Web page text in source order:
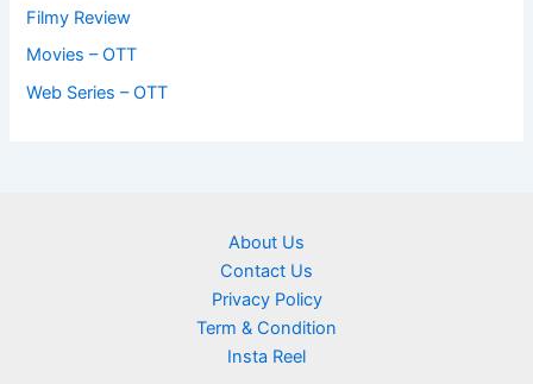
Filmy Review
Movies – OTT
Web Series – OTT
About Us
Contact Us
Privacy Policy
Term & Condition
Insta Reel